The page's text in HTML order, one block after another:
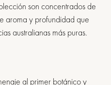
son concentrados de
aroma y profundidad que
australianas más puras.
al primer botánico y